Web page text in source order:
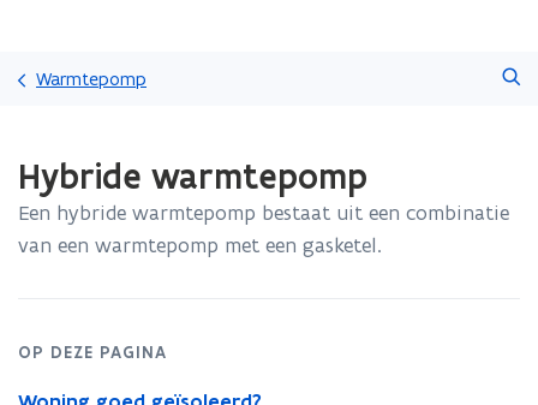
gaan
Warmtepomp
met
laden.
bevindt
warmtepomp
Hybride warmtepomp
Een hybride warmtepomp bestaat uit een combinatie
van een warmtepomp met een gasketel.
OP DEZE PAGINA